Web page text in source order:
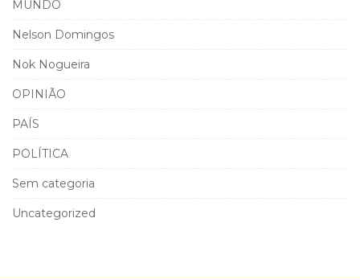
MUNDO
Nelson Domingos
Nok Nogueira
OPINIÃO
PAÍS
POLÍTICA
Sem categoria
Uncategorized